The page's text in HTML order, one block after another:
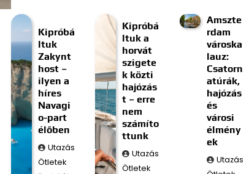
Kipróbá
ltuk
Zakynt
host –
ilyen a
híres
Navagi
o-part
élőben
Utazás
Ötletek
Kipróbá
ltuk a
horvát
szigete
k közti
hajózás
t – erre
nem
számíto
ttunk
Utazás
Ötletek
Amszte
rdam
városka
lauz:
Csatorn
atúrák,
hajózás
és
városi
élmény
ek
Utazás